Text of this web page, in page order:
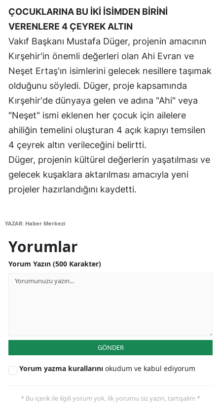
Manisa
Mardin
Muğla
Muş
Nevşehir
Niğde
Rize
Şanlıurfa
ÇOCUKLARINA BU İKİ İSİMDEN BİRİNİ
VERENLERE 4 ÇEYREK ALTIN
Vakıf Başkanı Mustafa Düger, projenin amacının
Kırşehir'in önemli değerleri olan Ahi Evran ve
Neşet Ertaş'ın isimlerini gelecek nesillere taşımak
olduğunu söyledi. Düger, proje kapsamında
Kırşehir'de dünyaya gelen ve adına "Ahi" veya
"Neşet" ismi eklenen her çocuk için ailelere
ahiliğin temelini oluşturan 4 açık kapıyı temsilen
4 çeyrek altın verileceğini belirtti.
Düger, projenin kültürel değerlerin yaşatılması ve
gelecek kuşaklara aktarılması amacıyla yeni
projeler hazırlandığını kaydetti.
YAZAR: Haber Merkezi
Yorumlar
Yorum Yazın (500 Karakter)
GÖNDER
Yorum yazma kurallarını okudum ve kabul ediyorum
* Bu içerik ile ilgili yorum yok, ilk yorumu siz yazın, tartışalım *